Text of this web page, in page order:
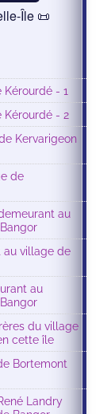
Île 📜
- 1
Kérourdé - 2
Kervarigeon
de
au
au village de
au
du village
cette île
Bortemont
Landry